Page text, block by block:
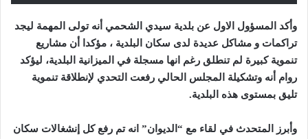
وأكد المسؤول الاول عن بلدية سيدي الشحمي أنه تولى المهمة ليجد
تراكمات و مشاكل عديدة لدى سكان البلدية ، مؤكدا أن مشاريع
تنموية كبيرة لم تنطلق رغم انها مسجلة في الميزانية البلدية، ليؤكد
روام أنه وتشكيلة المجلس الحالي رفعت التحدي لإنطلاقة تنموية
تليق بمستوى هذه البلدية.
وأبرز المتحدث في لقاء مع “الديوان” انه تم رفع كل إنشغالات سكان